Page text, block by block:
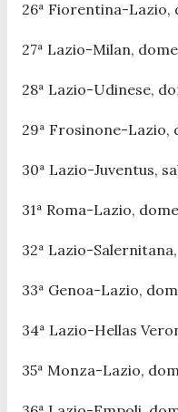
26ª Fiorentina-Lazio,
27ª Lazio-Milan,
28ª Lazio-Udinese,
29ª Frosinone-Lazio,
30ª Lazio-Juventus,
31ª Roma-Lazio,
32ª Lazio-
33ª Genoa-Lazio,
34ª Lazio-Hellas
35ª Monza-Lazio,